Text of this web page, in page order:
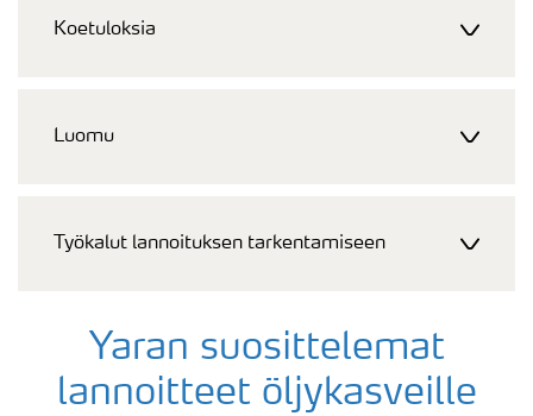
Koetuloksia
Luomu
Työkalut lannoituksen tarkentamiseen
Yaran suosittelemat
lannoitteet öljykasveille